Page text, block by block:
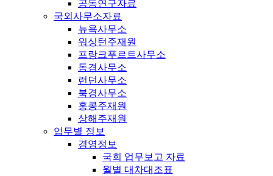
공동연구자료
국외사무소자료
뉴욕사무소
워싱턴주재원
프랑크푸르트사무소
동경사무소
런던사무소
북경사무소
홍콩주재원
상해주재원
업무별 정보
경영정보
국회 업무보고 자료
월별 대차대조표